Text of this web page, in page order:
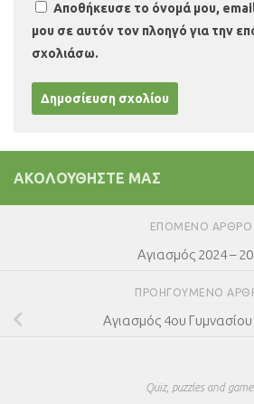
Αποθήκευσε το όνομά μου,
μου σε αυτόν τον πλοηγό για την
σχολιάσω.
ΑΚΟΛΟΥΘΉΣΤΕ ΜΑΣ
ΕΠΌΜΕΝΟ ΆΡΘΡΟ
Αγιασμός 2024 –
ΠΡΟΗΓΟΎΜΕΝΟ
Αγιασμός 4ου
Quiz, puzzles and